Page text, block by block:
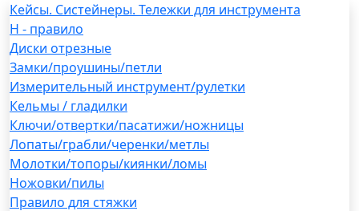
Кейсы. Систейнеры. Тележки для инструмента
H - правило
Диски отрезные
Замки/проушины/петли
Измерительный инструмент/рулетки
Кельмы / гладилки
Ключи/отвертки/пасатижи/ножницы
Лопаты/грабли/черенки/метлы
Молотки/топоры/киянки/ломы
Ножовки/пилы
Правило для стяжки